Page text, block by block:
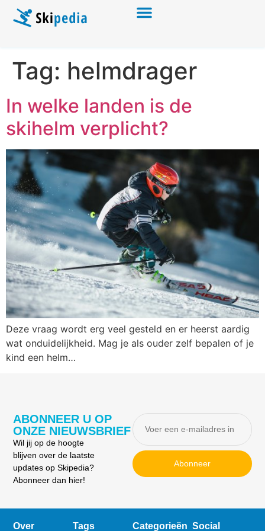
Tag: helmdrager
In welke landen is de
skihelm verplicht?
Deze vraag wordt erg veel gesteld en er heerst aardig
wat onduidelijkheid. Mag je als ouder zelf bepalen of je
kind een helm…
ABONNEER U OP
ONZE NIEUWSBRIEF
Wil jij op de hoogte
blijven over de laatste
updates op Skipedia?
Abonneer dan hier!
Abonneer
Over Tags Categorieën Social